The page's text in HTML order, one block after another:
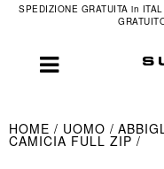
SPEDIZIONE GRATUITA in
HOME UOMO
CAMICIA FULL ZIP